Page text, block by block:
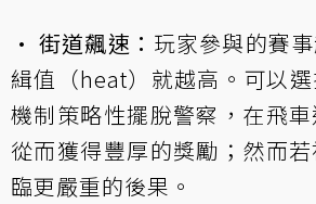
• 街道飆速： 玩家參與的賽
緝值（heat）就越高。可以
機制策略性擺脫警察，在飛車
從而獲得豐厚的獎勵；然而
臨更嚴重的後果。